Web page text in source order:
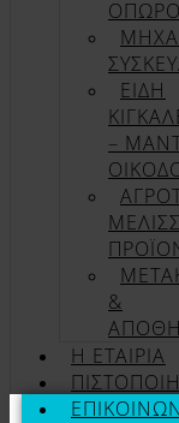
ΕΙΔΗ
–
&
Η ΕΤΑΙΡΊΑ